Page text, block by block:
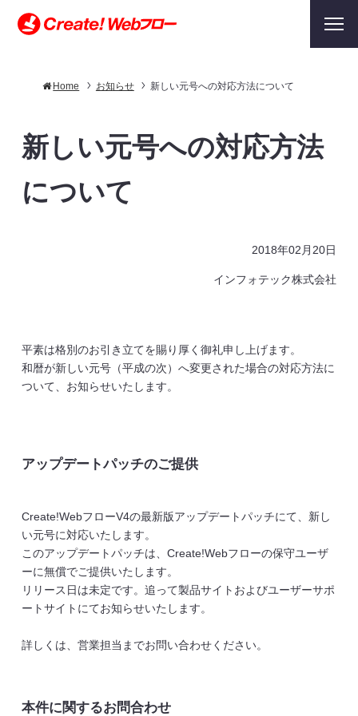
Home お知らせ 新しい元号への対応方法について
新しい元号への対応方法
について
2018年02月20日
インフォテック株式会社
平素は格別のお引き立てを賜り厚く御礼申し上げます。
和暦が新しい元号（平成の次）へ変更された場合の対応方法に
ついて、お知らせいたします。
アップデートパッチのご提供
Create!WebフローV4の最新版アップデートパッチにて、新し
い元号に対応いたします。
このアップデートパッチは、Create!Webフローの保守ユーザ
ーに無償でご提供いたします。
リリース日は未定です。追って製品サイトおよびユーザーサポ
ートサイトにてお知らせいたします。
詳しくは、営業担当までお問い合わせください。
本件に関するお問合わせ